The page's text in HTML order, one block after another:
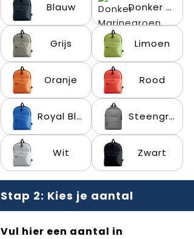
Blauw Donker Marinegroen
Grijs Limoen
Oranje Rood
Royal Blauw Steengrijs
Wit Zwart
Stap 2: Kies je aantal
Vul hier een aantal in